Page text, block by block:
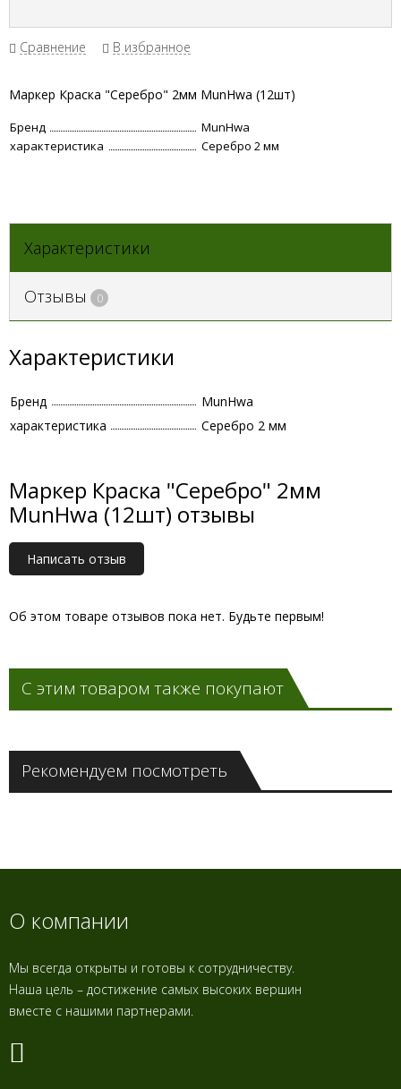
Сравнение В избранное
Маркер Краска "Серебро" 2мм MunHwa (12шт)
Бренд
MunHwa
характеристика
Серебро 2 мм
Характеристики
Отзывы 0
Характеристики
Бренд
MunHwa
характеристика
Серебро 2 мм
Маркер Краска "Серебро" 2мм
MunHwa (12шт) отзывы
Написать отзыв
Об этом товаре отзывов пока нет. Будьте первым!
С этим товаром также покупают
Рекомендуем посмотреть
О компании
Мы всегда открыты и готовы к сотрудничеству.
Наша цель – достижение самых высоких вершин
вместе с нашими партнерами.